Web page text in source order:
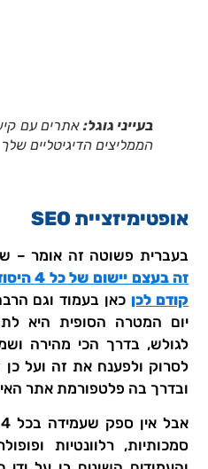
בעייני גוגל: אתרים עם
הממליצים הדיגיטליים שלך
אופטימיזציית SEO
בעברית פשוטה זה אומר –
זה בעצם
קודם לכן כאן בעמוד וגם
יום המטרה הסופית היא
לגולש, בדרך הכי מהירה
לסרוק ולפענח את זה ועל
ובדרך בה פלטפורמת אתר
סמכותיות, רלוונטיות